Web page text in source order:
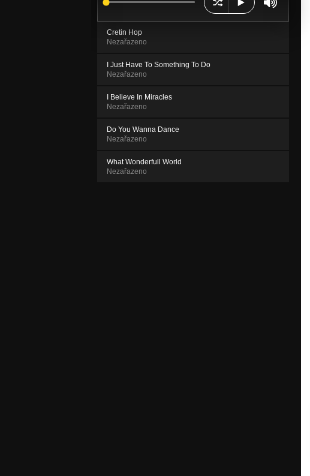
Cretin Hop
Nezařazeno
I Just Have To Something To Do
Nezařazeno
I Believe In Miracles
Nezařazeno
Do You Wanna Dance
Nezařazeno
What Wonderfull World
Nezařazeno